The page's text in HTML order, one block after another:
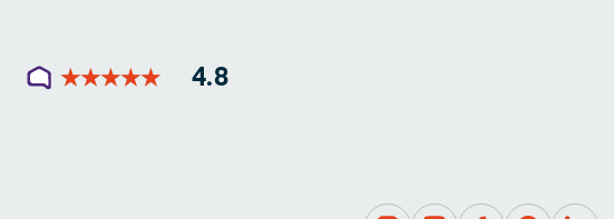
★★★★★
★★★★★ 4.8